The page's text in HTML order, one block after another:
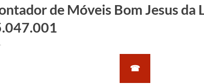
de Móveis Bom Jesus da
☎